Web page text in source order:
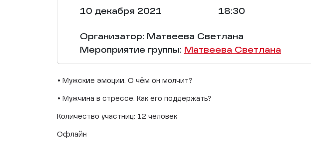
10 декабря 2021 18:30
Организатор: Матвеева Светлана
Мероприятие группы: Матвеева Светлана
• Мужские эмоции. О чём он молчит?
• Мужчина в стрессе. Как его поддержать?
Количество участниц: 12 человек
Офлайн